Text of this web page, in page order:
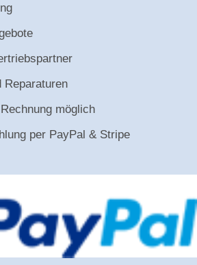
Reparaturen
möglich
per PayPal & Stripe